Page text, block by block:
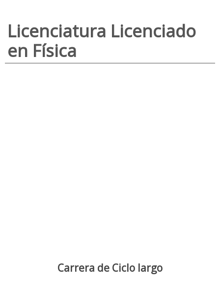
Licenciatura Licenciado
en Física
Carrera de Ciclo largo